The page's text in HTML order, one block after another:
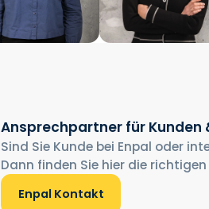
Ansprechpartner für Kunden
Sind Sie Kunde bei Enpal oder
Dann finden Sie hier die
Enpal Kontakt